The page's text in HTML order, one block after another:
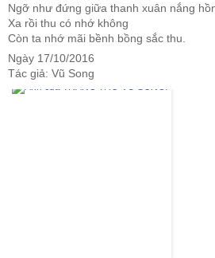
Ngỡ như đứng giữa thanh xuân nắng
Xa rồi thu có nhớ không
Còn ta nhớ mãi bềnh bồng sắc thu.
Ngày 17/10/2016
Tác giả: Vũ Song